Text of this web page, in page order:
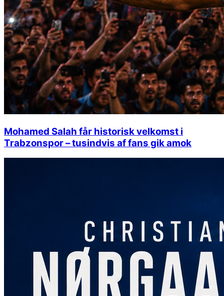
Mohamed Salah får historisk velkomst i
Trabzonspor – tusindvis af fans gik amok